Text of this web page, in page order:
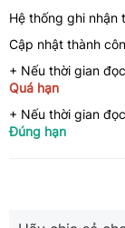
Hệ thống ghi nhận
Cập nhật thành
+ Nếu thời gian
Quá hạn
+ Nếu thời gian
Đúng hạn